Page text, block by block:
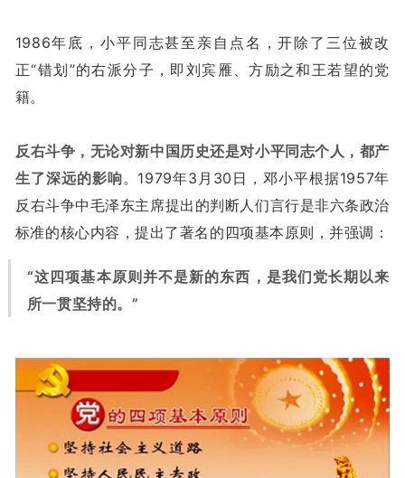
1986年底，小平同志甚至亲自点名，开除了三位被改
正“错划”的右派分子，即刘宾雁、方励之和王若望的党
籍。
反右斗争，无论对新中国历史还是对小平同志个人，都产
生了深远的影响。1979年3月30日，邓小平根据1957年
反右斗争中毛泽东主席提出的判断人们言行是非六条政治
标准的核心内容，提出了著名的四项基本原则，并强调：
“这四项基本原则并不是新的东西，是我们党长期以来
所一贯坚持的。”